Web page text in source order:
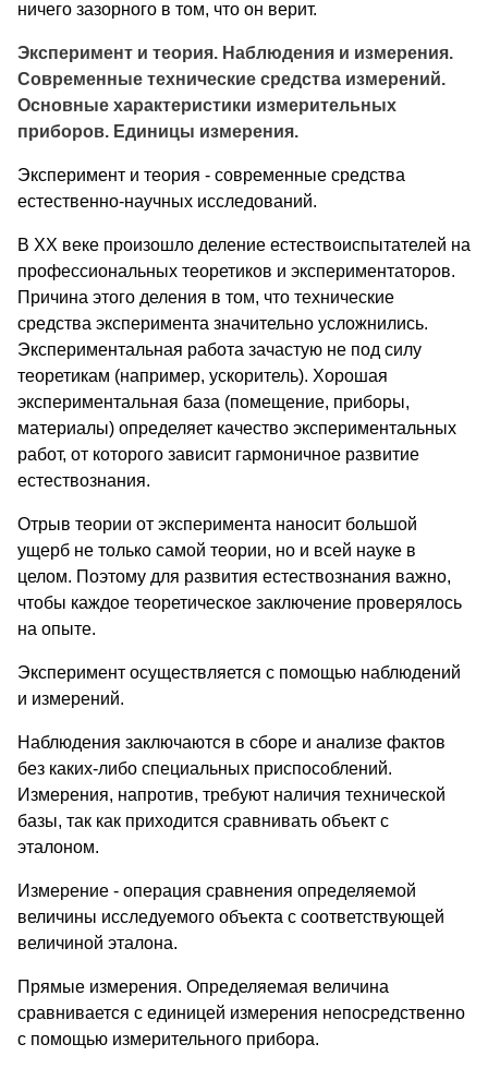
ничего зазорного в том, что он верит.
Эксперимент и теория. Наблюдения и измерения.
Современные технические средства измерений.
Основные характеристики измерительных
приборов. Единицы измерения.
Эксперимент и теория - современные средства
естественно-научных исследований.
В XX веке произошло деление естествоиспытателей на
профессиональных теоретиков и экспериментаторов.
Причина этого деления в том, что технические
средства эксперимента значительно усложнились.
Экспериментальная работа зачастую не под силу
теоретикам (например, ускоритель). Хорошая
экспериментальная база (помещение, приборы,
материалы) определяет качество экспериментальных
работ, от которого зависит гармоничное развитие
естествознания.
Отрыв теории от эксперимента наносит большой
ущерб не только самой теории, но и всей науке в
целом. Поэтому для развития естествознания важно,
чтобы каждое теоретическое заключение проверялось
на опыте.
Эксперимент осуществляется с помощью наблюдений
и измерений.
Наблюдения заключаются в сборе и анализе фактов
без каких-либо специальных приспособлений.
Измерения, напротив, требуют наличия технической
базы, так как приходится сравнивать объект с
эталоном.
Измерение - операция сравнения определяемой
величины исследуемого объекта с соответствующей
величиной эталона.
Прямые измерения. Определяемая величина
сравнивается с единицей измерения непосредственно
с помощью измерительного прибора.